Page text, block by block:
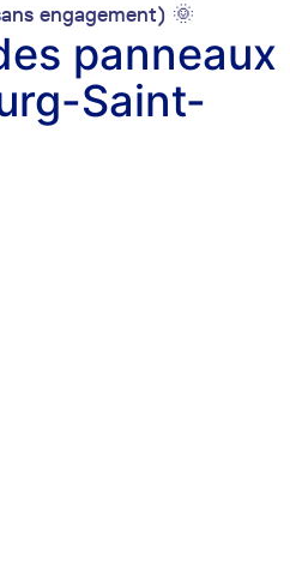
engagement) 🌞
panneaux
Saint-